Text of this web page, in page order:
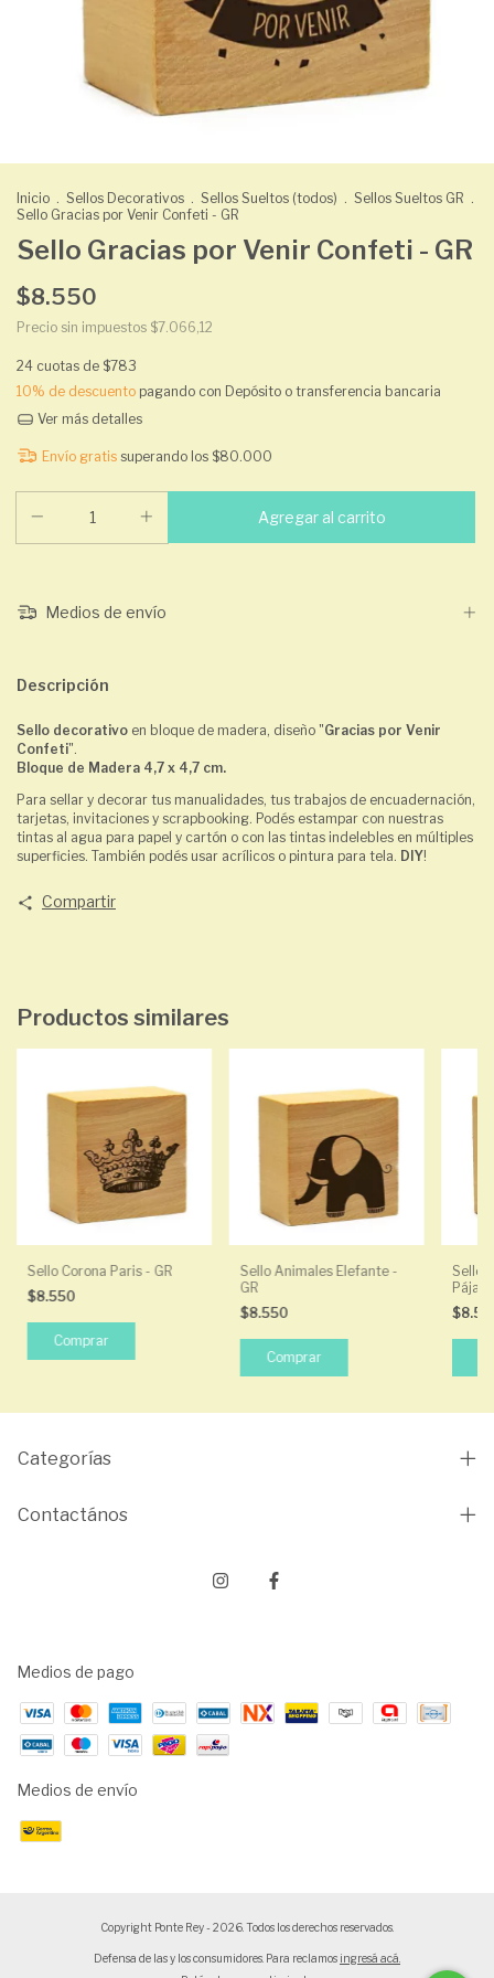
Inicio . Sellos Decorativos . Sellos Sueltos (todos) . Sellos Sueltos GR .
Sello Gracias por Venir Confeti - GR
Sello Gracias por Venir Confeti - GR
$8.550
Precio sin impuestos $7.066,12
24 cuotas de $783
10% de descuento pagando con Depósito o transferencia bancaria
Ver más detalles
Envío gratis superando los $80.000
Medios de envío
Descripción
Sello decorativo en bloque de madera, diseño "Gracias por Venir
Confeti".
Bloque de Madera 4,7 x 4,7 cm.
Para sellar y decorar tus manualidades, tus trabajos de encuadernación,
tarjetas, invitaciones y scrapbooking. Podés estampar con nuestras
tintas al agua para papel y cartón o con las tintas indelebles en múltiples
superficies. También podés usar acrílicos o pintura para tela. DIY!
Compartir
Productos similares
Sello Corona Paris - GR
$8.550
Sello Animales Elefante -
GR
$8.550
Sello
Categorías
Contactános
Medios de pago
Medios de envío
Copyright Ponte Rey - 2026. Todos los derechos reservados.
Defensa de las y los consumidores. Para reclamos ingresá acá.